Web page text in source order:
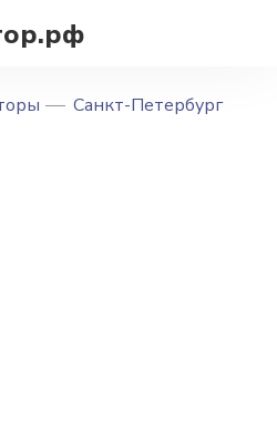
Санкт-Петербург